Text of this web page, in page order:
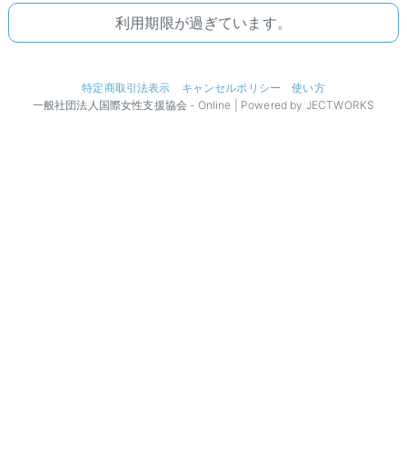
利用期限が過ぎています。
特定商取引法表示 キャンセルポリシー
使い方
一般社団法人国際女性支援協会 - Online | Powered by JECTWORKS